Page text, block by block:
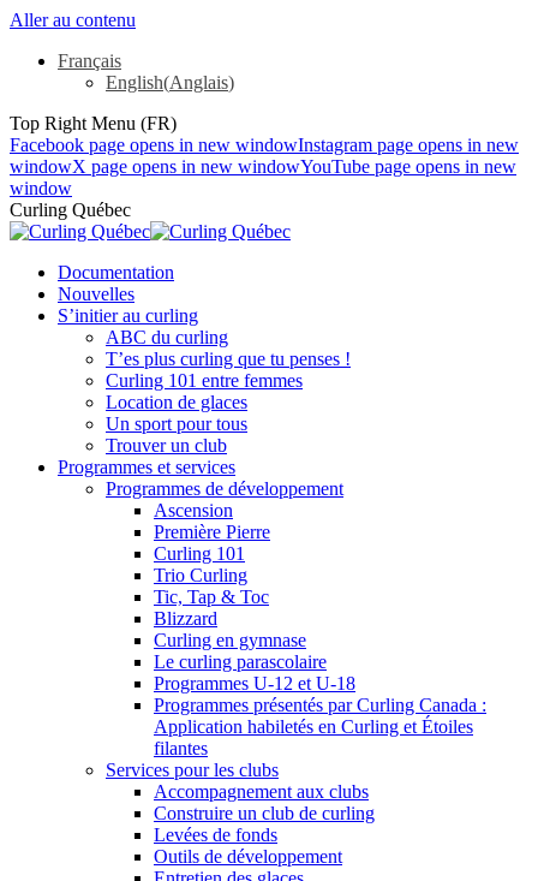
Aller au contenu
Français
English(Anglais)
Top Right Menu (FR)
Facebook page opens in new windowInstagram page opens in new
windowX page opens in new windowYouTube page opens in new
window
Curling Québec
Documentation
Nouvelles
S’initier au curling
ABC du curling
T’es plus curling que tu penses !
Curling 101 entre femmes
Location de glaces
Un sport pour tous
Trouver un club
Programmes et services
Programmes de développement
Ascension
Première Pierre
Curling 101
Trio Curling
Tic, Tap & Toc
Blizzard
Curling en gymnase
Le curling parascolaire
Programmes U-12 et U-18
Programmes présentés par Curling Canada :
Application habiletés en Curling et Étoiles
filantes
Services pour les clubs
Accompagnement aux clubs
Construire un club de curling
Levées de fonds
Outils de développement